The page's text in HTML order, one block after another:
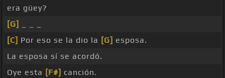
era güey?
[G]
[C] Por eso se la dio la [G] esposa.
La esposa sí se acordó.
Oye esta [F#] canción.